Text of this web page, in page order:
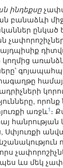
ինդեքսը
բանաձևի
ընկած
որոնք
առջև1 ։
հանրության
ևս մեկ